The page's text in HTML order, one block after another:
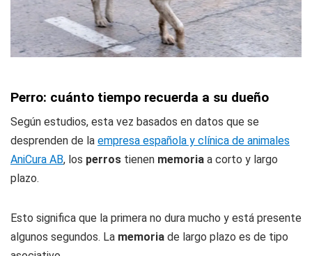
Perro: cuánto tiempo recuerda a su dueño
Según estudios, esta vez basados en datos que se
desprenden de la empresa española y clínica de animales
AniCura AB, los perros tienen memoria a corto y largo
plazo.
Esto significa que la primera no dura mucho y está presente
algunos segundos. La memoria de largo plazo es de tipo